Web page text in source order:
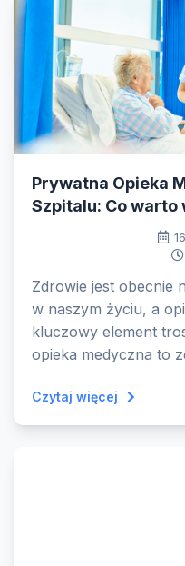
Prywatna Opieka
Szpitalu: Co warto
Zdrowie jest obecnie
w naszym życiu, a
kluczowy element
opieka medyczna to
tylko dostęp do
wyjątkowe podejście
indywidualnych
Czytaj więcej